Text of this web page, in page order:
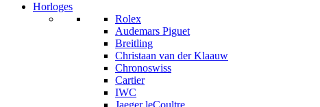
Horloges
Rolex
Audemars Piguet
Breitling
Christaan van der Klaauw
Chronoswiss
Cartier
IWC
Jaeger leCoultre